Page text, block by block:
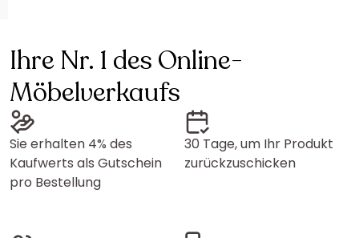
Ihre Nr. 1 des Online-
Möbelverkaufs
Sie erhalten 4% des
Kaufwerts als Gutschein
pro Bestellung
30 Tage, um Ihr Produkt
zurückzuschicken